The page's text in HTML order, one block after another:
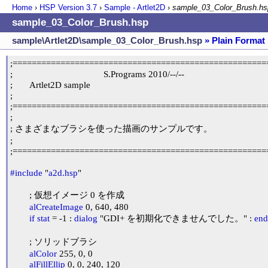
Home › HSP Version 3.7 › Sample - Artlet2D ›
sample_03_Color_Brush.hsp
sample\Artlet2D\sample_03_Color_Brush.hsp » Plain Format
;                                      S.Programs 2010/--/--
;	Artlet2D sample
;
;
; さまざまなブラシを使った描画のサンプルです。
;
#include "a2d.hsp"
alCreateImage 0, 640, 480
if stat = -1 : dialog "GDI+ を初期化できませんでした。" : end
alColor 255, 0, 0
alFillEllip 0, 0, 240, 120